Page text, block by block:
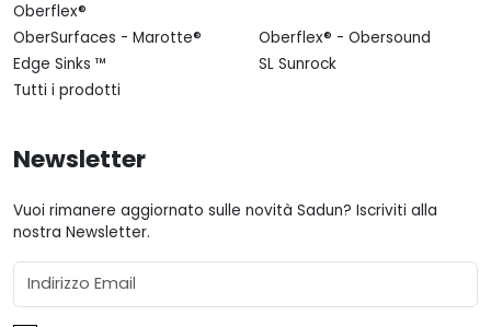
Oberflex®
OberSurfaces - Marotte®
Oberflex® - Obersound
Edge Sinks ™
SL Sunrock
Tutti i prodotti
Newsletter
Vuoi rimanere aggiornato sulle novità Sadun? Iscriviti alla
nostra Newsletter.
Email